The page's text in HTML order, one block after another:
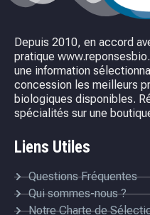
Depuis 2010, en accord
pratique
une information
concession les meilleurs
biologiques disponibles.
spécialités sur une
Liens Utiles
Questions Fréquentes
Qui sommes-nous ?
Notre Charte de